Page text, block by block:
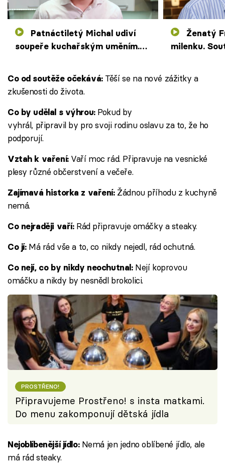
soupeře kuchařským uměním.
milenku.
Co od soutěže očekává:Těší se na nové zážitky a
zkušenosti do života.
Co by udělal s výhrou:Pokud by
vyhrál, připravil by pro svoji rodinu oslavu za to, že ho
podporují.
Vztah k vaření:Vaří moc rád. Připravuje na vesnické
plesy různé občerstvení a večeře.
Zajímavá historka z vaření:Žádnou příhodu z kuchyně
nemá.
Co nejraději vaří:Rád připravuje omáčky a steaky.
Co jí:Má rád vše a to, co nikdy nejedl, rád ochutná.
Co nejí, co by nikdy neochutnal:Nejí koprovou
omáčku a nikdy by nesnědl brokolici.
PROSTŘENO!
Připravujeme Prostřeno! s insta matkami.
Do menu zakomponují dětská jídla
Nejoblíbenější jídlo:Nemá jen jedno oblíbené jídlo, ale
má rád steaky.